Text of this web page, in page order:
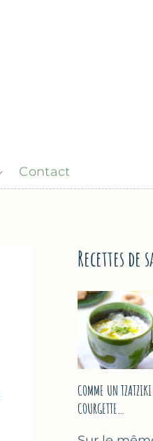
Contact
Recettes de
COMME UN
COURGETTE…